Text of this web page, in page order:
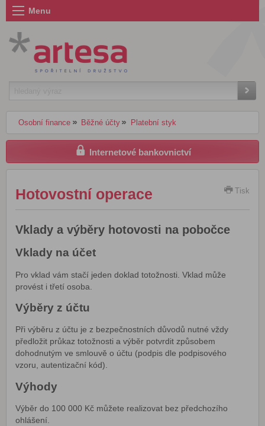
Menu
Osobní finance Běžné účty Platební styk
Internetové bankovnictví
Tisk
Hotovostní operace
Vklady a výběry hotovosti na pobočce
Vklady na účet
Pro vklad vám stačí jeden doklad totožnosti. Vklad může
provést i třetí osoba.
Výběry z účtu
Při výběru z účtu je z bezpečnostních důvodů nutné vždy
předložit průkaz totožnosti a výběr potvrdit způsobem
dohodnutým ve smlouvě o účtu (podpis dle podpisového
vzoru, autentizační kód).
Výhody
Výběr do 100 000 Kč můžete realizovat bez předchozího
ohlášení.